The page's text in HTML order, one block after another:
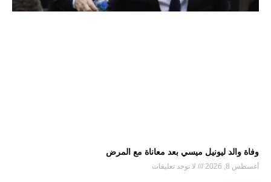
وفاة والد ليونيل ميسي بعد معاناة مع المرض
أغسطس 8, 2026 لا توجد تعليقات